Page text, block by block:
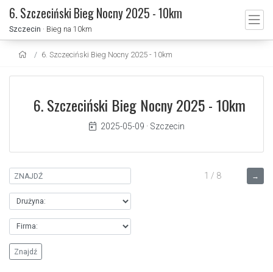
6. Szczeciński Bieg Nocny 2025 - 10km
Szczecin · Bieg na 10km
6. Szczeciński Bieg Nocny 2025 - 10km
6. Szczeciński Bieg Nocny 2025 - 10km
2025-05-09 · Szczecin
→
1 / 8